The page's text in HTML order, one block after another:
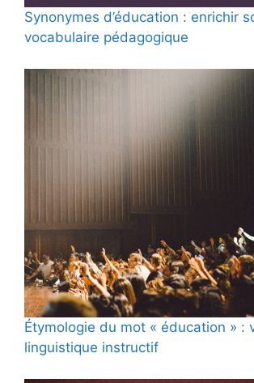
Synonymes d’éducation : enrichir
vocabulaire pédagogique
Étymologie du mot « éducation » :
linguistique instructif